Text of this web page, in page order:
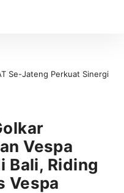
Se-Jateng Perkuat Sinergi
Vespa
Bali, Riding
Vespa